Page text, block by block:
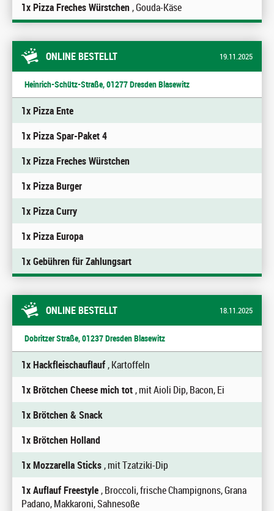
1x Pizza Freches Würstchen, Gouda-Käse
ONLINE BESTELLT 19.11.2025
Heinrich-Schütz-Straße, 01277 Dresden Blasewitz
1x Pizza Ente
1x Pizza Spar-Paket 4
1x Pizza Freches Würstchen
1x Pizza Burger
1x Pizza Curry
1x Pizza Europa
1x Gebühren für Zahlungsart
ONLINE BESTELLT 18.11.2025
Dobritzer Straße, 01237 Dresden Blasewitz
1x Hackfleischauflauf, Kartoffeln
1x Brötchen Cheese mich tot, mit Aioli Dip, Bacon, Ei
1x Brötchen & Snack
1x Brötchen Holland
1x Mozzarella Sticks, mit Tzatziki-Dip
1x Auflauf Freestyle, Broccoli, frische Champignons, Grana
Padano, Makkaroni, Sahnesoße